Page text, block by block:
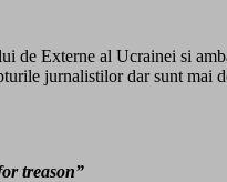
de Externe al Ucrainei si
jurnalistilor dar sunt mai
treason”